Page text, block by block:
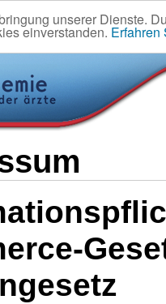
unserer Dienste.
einverstanden. Erfahren